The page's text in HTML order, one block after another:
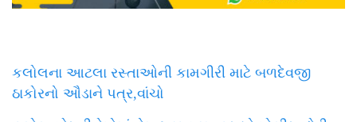
કલોલના આટલા રસ્તાઓની કામગીરી માટે બળદેવજી
ઠાકોરનો ઔડાને પત્ર,વાંચો